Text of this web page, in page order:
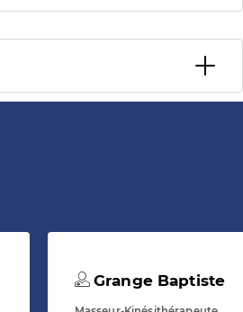
Grange Baptiste